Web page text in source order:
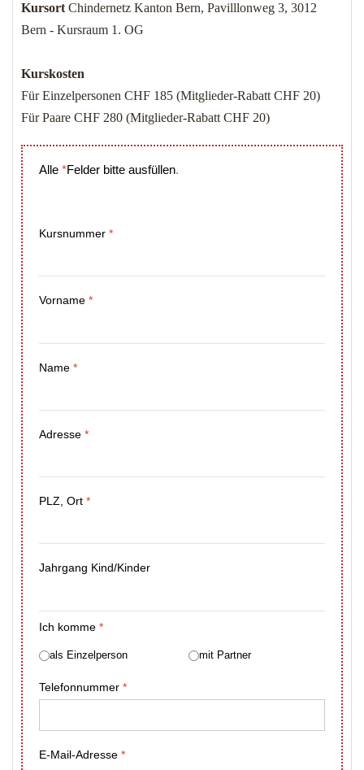
Kursort Chindernetz Kanton Bern, Pavilllonweg 3, 3012
Bern - Kursraum 1. OG
Kurskosten
Für Einzelpersonen CHF 185 (Mitglieder-Rabatt CHF 20)
Für Paare CHF 280 (Mitglieder-Rabatt CHF 20)
Alle *Felder bitte ausfüllen.
Kursnummer *
Vorname *
Name *
Adresse *
PLZ, Ort *
Jahrgang Kind/Kinder
Ich komme *
als Einzelperson mit Partner
Telefonnummer *
E-Mail-Adresse *